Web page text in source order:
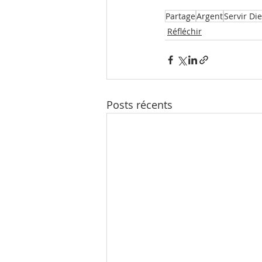
PartageArgentServir
Réfléchir
Posts récents